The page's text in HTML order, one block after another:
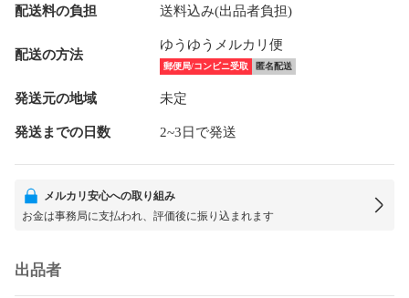
配送料の負担 送料込み(出品者負担)
配送の方法
ゆうゆうメルカリ便
郵便局/コンビニ受取 匿名配送
発送元の地域 未定
発送までの日数 2~3日で発送
メルカリ安心への取り組み
お金は事務局に支払われ、評価後に振り込まれます
出品者